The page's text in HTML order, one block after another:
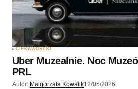
CIEKAWOSTKI
Uber Muzealnie. Noc
PRL
Autor: Malgorzata Kowalik12/05/2026